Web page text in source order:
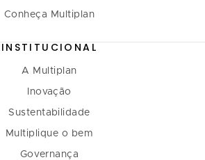
Conheça Multiplan
INSTITUCIONAL
A Multiplan
Inovação
Sustentabilidade
Multiplique o bem
Governança